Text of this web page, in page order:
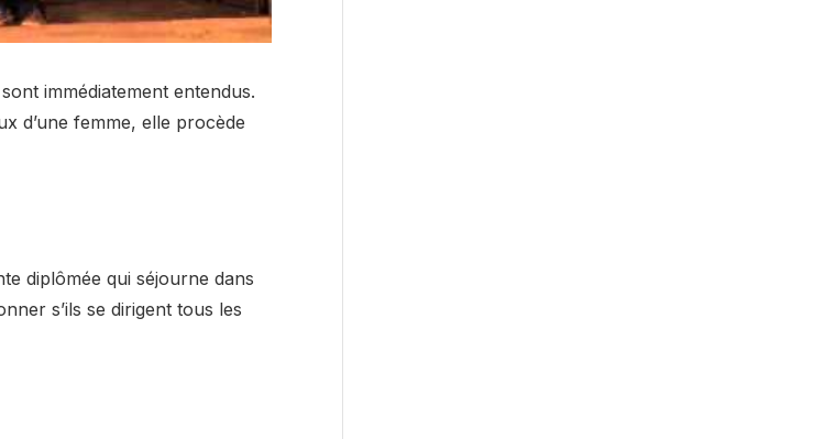
immédiatement entendus.
d’une femme, elle procède
diplômée qui séjourne dans
s’ils se dirigent tous les